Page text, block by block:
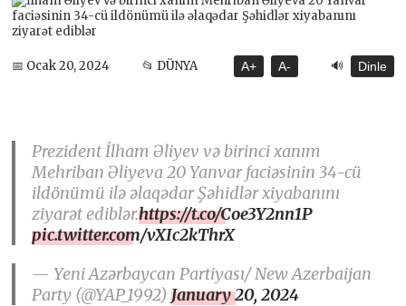
📅 Ocak 20, 2024 📂 DÜNYA A+ A- 🔊 Dinle
Prezident İlham Əliyev və birinci xanım
Mehriban Əliyeva 20 Yanvar faciəsinin 34-cü
ildönümü ilə əlaqədar Şəhidlər xiyabanını
ziyarət ediblər.https://t.co/Coe3Y2nn1P
pic.twitter.com/vXIc2kThrX
— Yeni Azərbaycan Partiyası/ New Azerbaijan
Party (@YAP_1992)January 20, 2024